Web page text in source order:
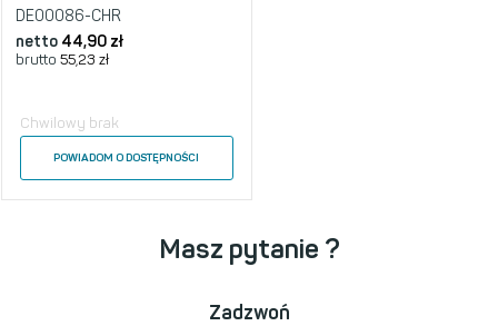
DE00086-CHR
netto 44,90 zł
brutto 55,23 zł
Chwilowy brak
POWIADOM O DOSTĘPNOŚCI
Masz pytanie ?
Zadzwoń